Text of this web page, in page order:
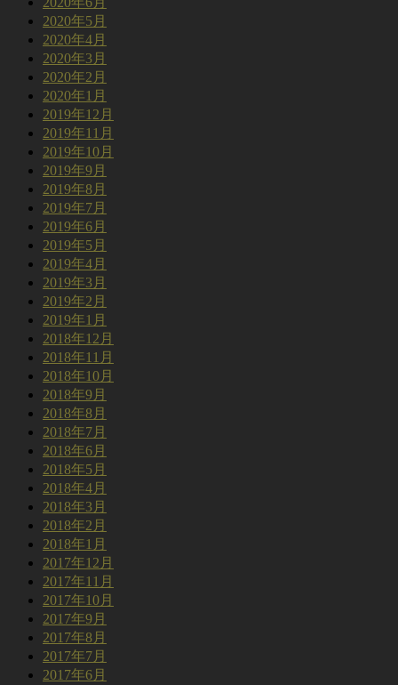
2020年5月
2020年4月
2020年3月
2020年2月
2020年1月
2019年12月
2019年11月
2019年10月
2019年9月
2019年8月
2019年7月
2019年6月
2019年5月
2019年4月
2019年3月
2019年2月
2019年1月
2018年12月
2018年11月
2018年10月
2018年9月
2018年8月
2018年7月
2018年6月
2018年5月
2018年4月
2018年3月
2018年2月
2018年1月
2017年12月
2017年11月
2017年10月
2017年9月
2017年8月
2017年7月
2017年6月